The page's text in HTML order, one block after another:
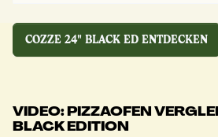
COZZE 24" BLACK ED ENTDECKEN
VIDEO: PIZZAOFEN
BLACK EDITION